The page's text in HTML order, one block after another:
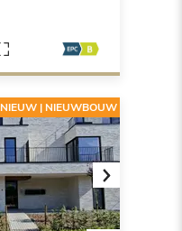
Next
NIEUW | NIEUWBOUW